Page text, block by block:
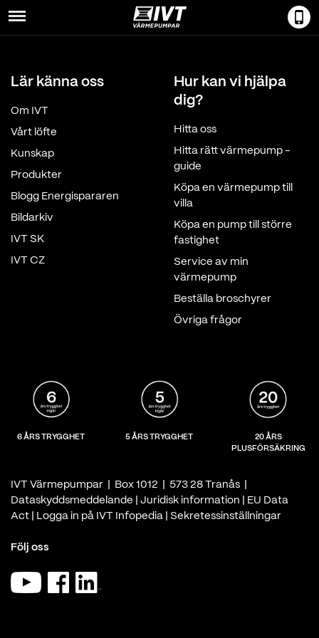
Lär känna oss
Om IVT
Vårt löfte
Kunskap
Produkter
Blogg Energispararen
Bildarkiv
IVT SK
IVT CZ
Hur kan vi hjälpa
dig?
Hitta oss
Hitta rätt värmepump -
guide
Köpa en värmepump till
villa
Köpa en pump till större
fastighet
Service av min
värmepump
Beställa broschyrer
Övriga frågor
6 ÅRS TRYGGHET 5 ÅRS TRYGGHET
20 ÅRS
PLUSFÖRSÄKRING
IVT Värmepumpar | Box 1012 | 573 28 Tranås |
Dataskyddsmeddelande
Juridisk information
EU Data
Act
Logga in på IVT Infopedia Sekretessinställningar
Följ oss